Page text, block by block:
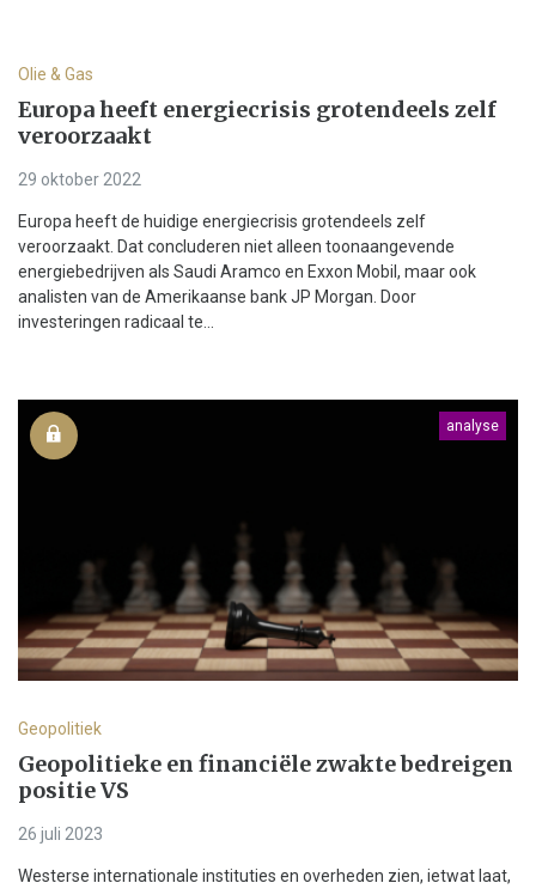
Olie & Gas
Europa heeft energiecrisis grotendeels zelf
veroorzaakt
29 oktober 2022
Europa heeft de huidige energiecrisis grotendeels zelf
veroorzaakt. Dat concluderen niet alleen toonaangevende
energiebedrijven als Saudi Aramco en Exxon Mobil, maar ook
analisten van de Amerikaanse bank JP Morgan. Door
investeringen radicaal te...
analyse
Geopolitiek
Geopolitieke en financiële zwakte bedreigen
positie VS
26 juli 2023
Westerse internationale instituties en overheden zien, ietwat laat,